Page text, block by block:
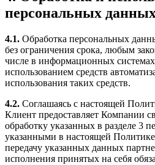
персональных
4.1. Обработка персональных
без ограничения срока, любым
числе в информационных
использованием средств
использования таких средств.
4.2. Соглашаясь с настоящей
Клиент предоставляет Компании
обработку указанных в разделе 3
указанными в настоящей
передачу указанных данных
исполнения принятых на себя